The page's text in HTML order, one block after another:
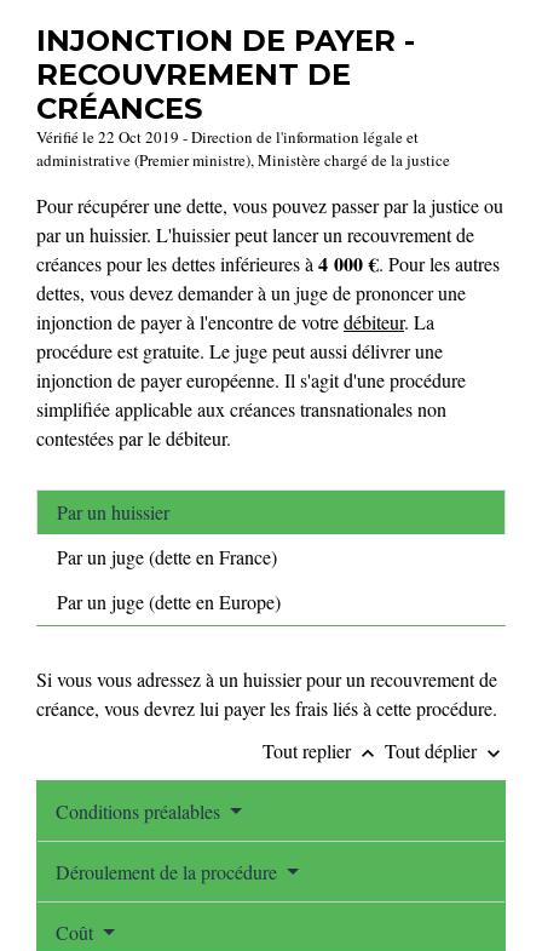
INJONCTION DE PAYER -
RECOUVREMENT DE
CRÉANCES
Vérifié le 22 Oct 2019 - Direction de l'information légale et
administrative (Premier ministre), Ministère chargé de la justice
Pour récupérer une dette, vous pouvez passer par la justice ou
par un huissier. L'huissier peut lancer un recouvrement de
créances pour les dettes inférieures à 4 000 €. Pour les autres
dettes, vous devez demander à un juge de prononcer une
injonction de payer à l'encontre de votredébiteur. La
procédure est gratuite. Le juge peut aussi délivrer une
injonction de payer européenne. Il s'agit d'une procédure
simplifiée applicable aux créances transnationales non
contestées par le débiteur.
Par un huissier
Par un juge (dette en France)
Par un juge (dette en Europe)
Si vous vous adressez à un huissier pour un recouvrement de
créance, vous devrez lui payer les frais liés à cette procédure.
Tout replier keyboard_arrow_up Tout déplier keyboard_arrow_down
Conditions préalables
Déroulement de la procédure
Coût